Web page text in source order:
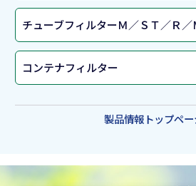
チューブフィルターＭ／ＳＴ／Ｒ／
コンテナフィルター
製品情報トップペ